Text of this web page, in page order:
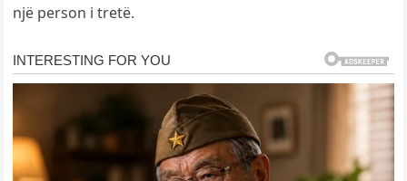
një person i tretë.